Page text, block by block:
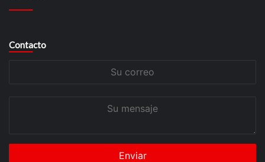
Contacto